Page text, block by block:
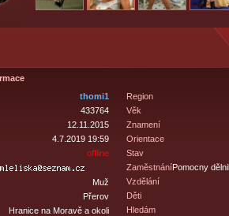
thomi1
433764
12.11.2015
4.7.2019 19:59
offline
Muž
Přerov
Hranice na Moravě a okoli
Region
Věk
Znamení
Orientace
Stav
ZaměstnáníPomocny
Vzdělání
Děti
Hledám